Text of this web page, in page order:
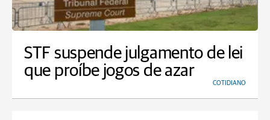
STF suspende julgamento de lei
que proíbe jogos de azar
COTIDIANO